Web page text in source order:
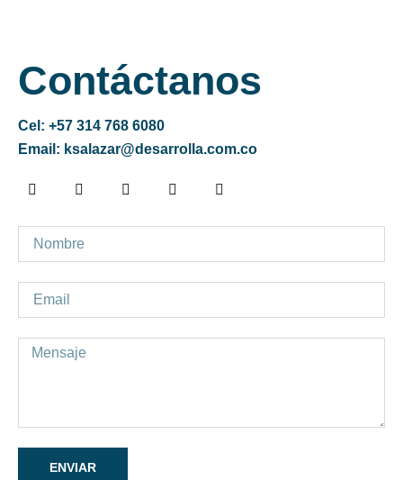
Contáctanos
Cel: +57 314 768 6080
Email: ksalazar@desarrolla.com.co
ENVIAR